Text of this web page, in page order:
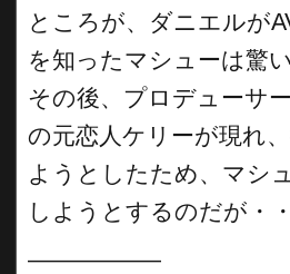
ところが、ダニエルが
を知ったマシューは驚
その後、プロデューサ
の元恋人ケリーが現れ
ようとしたため、マシ
しようとするのだが・・